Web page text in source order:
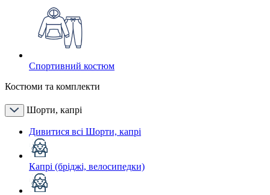
Спортивний костюм
Костюми та комплекти
Шорти, капрі
Дивитися всі Шорти, капрі
Капрі (бріджі, велосипедки)